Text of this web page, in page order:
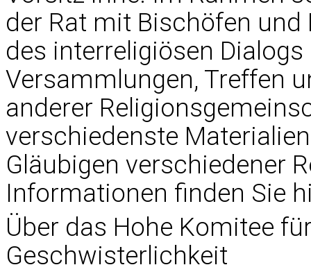
der Rat mit Bischöfen
des interreligiösen
Versammlungen, Treffen
anderer
verschiedenste
Gläubigen verschiedener
Informationen finden Sie
Über das Hohe Komitee
Geschwisterlichkeit